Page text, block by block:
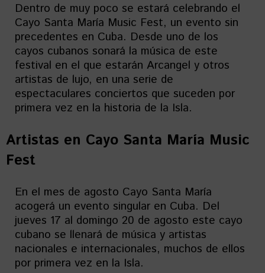
Dentro de muy poco se estará celebrando el
Cayo Santa María Music Fest, un evento sin
precedentes en Cuba. Desde uno de los
cayos cubanos sonará la música de este
festival en el que estarán Arcangel y otros
artistas de lujo, en una serie de
espectaculares conciertos que suceden por
primera vez en la historia de la Isla.
Artistas en Cayo Santa María Music
Fest
En el mes de agosto Cayo Santa María
acogerá un evento singular en Cuba. Del
jueves 17 al domingo 20 de agosto este cayo
cubano se llenará de música y artistas
nacionales e internacionales, muchos de ellos
por primera vez en la Isla.